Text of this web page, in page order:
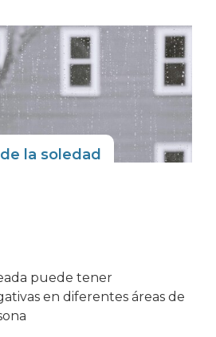
la soledad
puede tener
en diferentes áreas de